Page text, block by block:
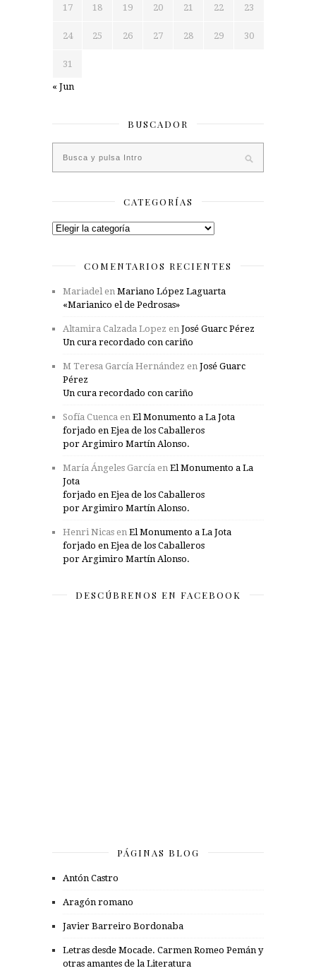
17 18 19 20 21 22 23
24 25 26 27 28 29 30
31
« Jun
BUSCADOR
CATEGORÍAS
Categorías
COMENTARIOS RECIENTES
Mariadel en Mariano López Laguarta
«Marianico el de Pedrosas»
Altamira Calzada Lopez en José Guarc Pérez
Un cura recordado con cariño
M Teresa García Hernández en José Guarc
Pérez
Un cura recordado con cariño
Sofía Cuenca en El Monumento a La Jota
forjado en Ejea de los Caballeros
por Argimiro Martín Alonso.
María Ángeles García en El Monumento a La
Jota
forjado en Ejea de los Caballeros
por Argimiro Martín Alonso.
Henri Nicas en El Monumento a La Jota
forjado en Ejea de los Caballeros
por Argimiro Martín Alonso.
DESCÚBRENOS EN FACEBOOK
PÁGINAS BLOG
Antón Castro
Aragón romano
Javier Barreiro Bordonaba
Letras desde Mocade. Carmen Romeo Pemán y
otras amantes de la Literatura